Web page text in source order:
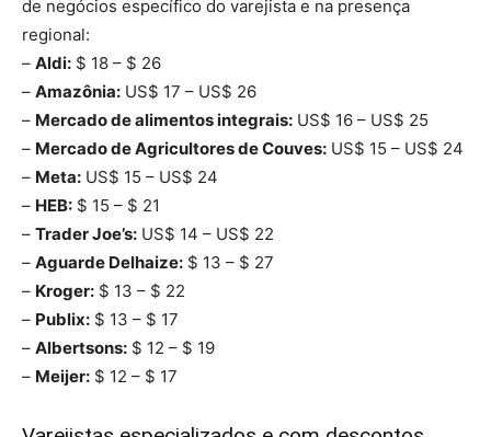
de negócios específico do varejista e na presença
regional:
– Aldi: $ 18 – $ 26
– Amazônia: US$ 17 – US$ 26
– Mercado de alimentos integrais: US$ 16 – US$ 25
– Mercado de Agricultores de Couves: US$ 15 – US$ 24
– Meta: US$ 15 – US$ 24
– HEB: $ 15 – $ 21
– Trader Joe’s: US$ 14 – US$ 22
– Aguarde Delhaize: $ 13 – $ 27
– Kroger: $ 13 – $ 22
– Publix: $ 13 – $ 17
– Albertsons: $ 12 – $ 19
– Meijer: $ 12 – $ 17